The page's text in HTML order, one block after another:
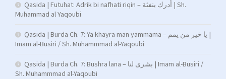
Qasida | Futuhat: Adrik bi nafhati riqin – أدرك بنفثة | Sh.
Muhammad al Yaqoubi
Qasida | Burda Ch. 7: Ya khayra man yammama – يا خير من يمم |
Imam al-Busiri / Sh. Muhammmad al-Yaqoubi
Qasida | Burda Ch. 7: Bushra lana – بشرى لنا | Imam al-Busiri /
Sh. Muhammmad al-Yaqoubi